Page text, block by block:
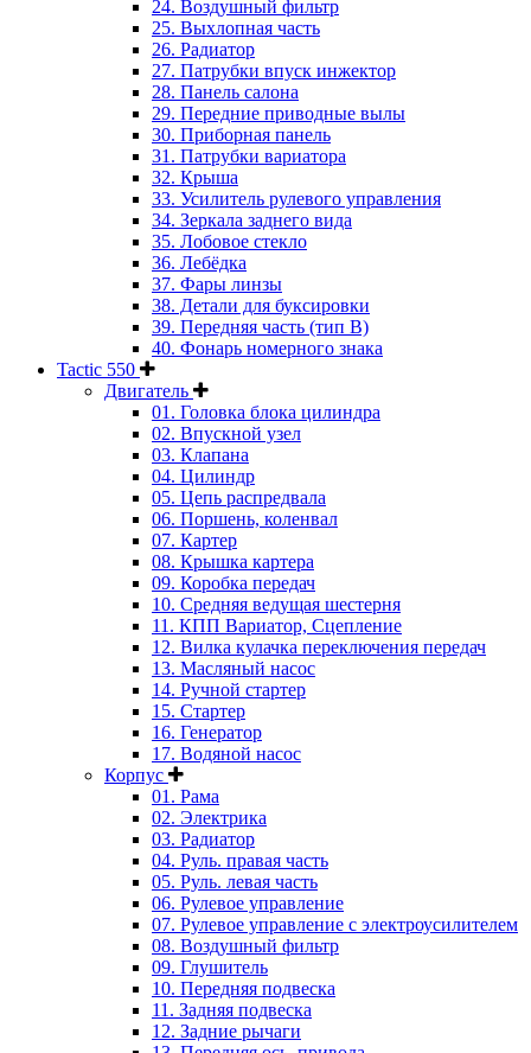
24. Воздушный фильтр
25. Выхлопная часть
26. Радиатор
27. Патрубки впуск инжектор
28. Панель салона
29. Передние приводные вылы
30. Приборная панель
31. Патрубки вариатора
32. Крыша
33. Усилитель рулевого управления
34. Зеркала заднего вида
35. Лобовое стекло
36. Лебёдка
37. Фары линзы
38. Детали для буксировки
39. Передняя часть (тип B)
40. Фонарь номерного знака
Tactic 550
Двигатель
01. Головка блока цилиндра
02. Впускной узел
03. Клапана
04. Цилиндр
05. Цепь распредвала
06. Поршень, коленвал
07. Картер
08. Крышка картера
09. Коробка передач
10. Средняя ведущая шестерня
11. КПП Вариатор, Сцепление
12. Вилка кулачка переключения передач
13. Масляный насос
14. Ручной стартер
15. Стартер
16. Генератор
17. Водяной насос
Корпус
01. Рама
02. Электрика
03. Радиатор
04. Руль. правая часть
05. Руль. левая часть
06. Рулевое управление
07. Рулевое управление с электроусилителем
08. Воздушный фильтр
09. Глушитель
10. Передняя подвеска
11. Задняя подвеска
12. Задние рычаги